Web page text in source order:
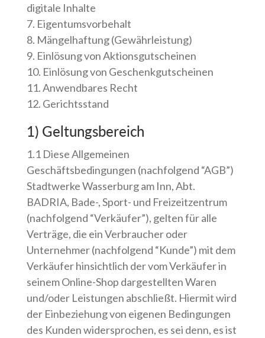
digitale Inhalte
7. Eigentumsvorbehalt
8. Mängelhaftung (Gewährleistung)
9. Einlösung von Aktionsgutscheinen
10. Einlösung von Geschenkgutscheinen
11. Anwendbares Recht
12. Gerichtsstand
1) Geltungsbereich
1.1 Diese Allgemeinen
Geschäftsbedingungen (nachfolgend “AGB”)
Stadtwerke Wasserburg am Inn, Abt.
BADRIA, Bade-, Sport- und Freizeitzentrum
(nachfolgend “Verkäufer”), gelten für alle
Verträge, die ein Verbraucher oder
Unternehmer (nachfolgend “Kunde”) mit dem
Verkäufer hinsichtlich der vom Verkäufer in
seinem Online-Shop dargestellten Waren
und/oder Leistungen abschließt. Hiermit wird
der Einbeziehung von eigenen Bedingungen
des Kunden widersprochen, es sei denn, es ist